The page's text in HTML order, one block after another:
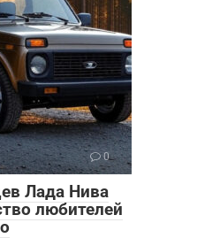
0
Лада Нива
любителей